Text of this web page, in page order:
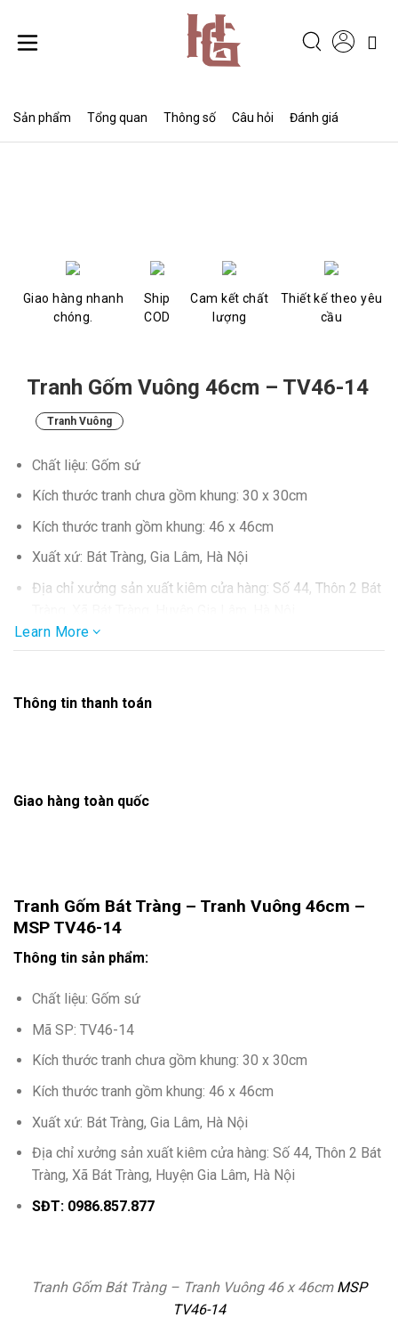
đến
nội
Sản phẩm Tổng quan Thông số Câu hỏi Đánh giá
Giao hàng nhanh
chóng.
Ship
COD
Cam kết chất
lượng
Thiết kế theo yêu
cầu
Tranh Gốm Vuông 46cm – TV46-14
Tranh Vuông
Chất liệu: Gốm sứ
Kích thước tranh chưa gồm khung: 30 x 30cm
Kích thước tranh gồm khung: 46 x 46cm
Xuất xứ: Bát Tràng, Gia Lâm, Hà Nội
Địa chỉ xưởng sản xuất kiêm cửa hàng: Số 44, Thôn 2 Bát
SĐT: 0986.857.877
Learn More
Thông tin thanh toán
Giao hàng toàn quốc
Tranh Gốm Bát Tràng – Tranh Vuông 46cm –
MSP TV46-14
Thông tin sản phẩm:
Chất liệu: Gốm sứ
Mã SP: TV46-14
Kích thước tranh chưa gồm khung: 30 x 30cm
Kích thước tranh gồm khung: 46 x 46cm
Xuất xứ: Bát Tràng, Gia Lâm, Hà Nội
Địa chỉ xưởng sản xuất kiêm cửa hàng: Số 44, Thôn 2 Bát
Tràng, Xã Bát Tràng, Huyện Gia Lâm, Hà Nội
SĐT: 0986.857.877
Tranh Gốm Bát Tràng – Tranh Vuông 46 x 46cm MSP
TV46-14